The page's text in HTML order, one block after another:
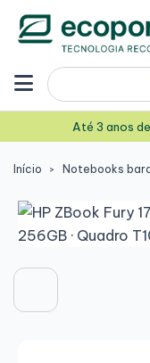
Até 3 anos
Início Notebooks